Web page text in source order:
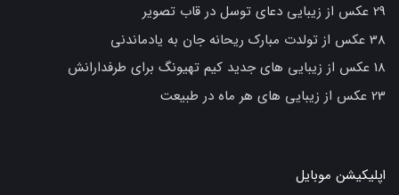
29 عکس از زیبایی دعای توسل در قاب تصویر
38 عکس از تولدت مبارک ریحانه جان به یادماندنی
18 عکس از زیبایی های جدید کیم تهیونگ برای طرفدارانش
23 عکس از زیبایی های هر ماه در طبیعت
اپلیکیشن موبایل